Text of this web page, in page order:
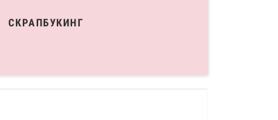
СКРАПБУКИНГ